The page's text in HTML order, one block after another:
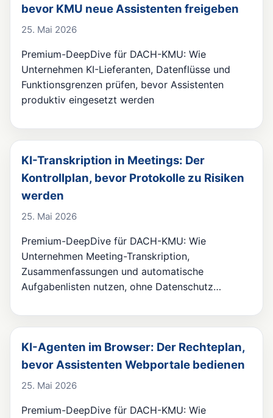
bevor KMU neue Assistenten freigeben
25. Mai 2026
Premium-DeepDive für DACH-KMU: Wie
Unternehmen KI-Lieferanten, Datenflüsse und
Funktionsgrenzen prüfen, bevor Assistenten
produktiv eingesetzt werden
KI-Transkription in Meetings: Der
Kontrollplan, bevor Protokolle zu Risiken
werden
25. Mai 2026
Premium-DeepDive für DACH-KMU: Wie
Unternehmen Meeting-Transkription,
Zusammenfassungen und automatische
Aufgabenlisten nutzen, ohne Datenschutz…
KI-Agenten im Browser: Der Rechteplan,
bevor Assistenten Webportale bedienen
25. Mai 2026
Premium-DeepDive für DACH-KMU: Wie